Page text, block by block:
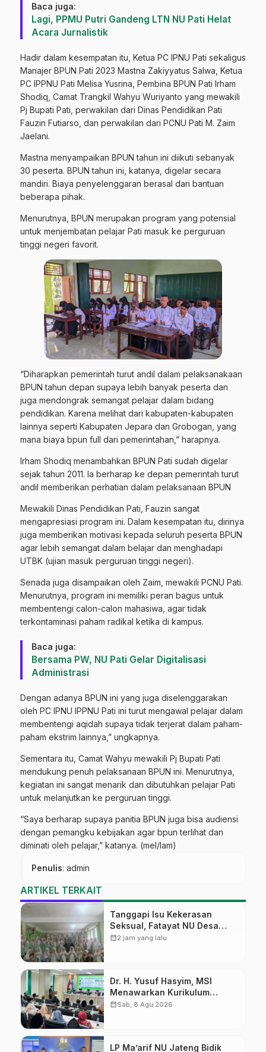
Baca juga:
Lagi, PPMU Putri Gandeng LTN NU Pati Helat
Acara Jurnalistik
Hadir dalam kesempatan itu, Ketua PC IPNU Pati sekaligus
Manajer BPUN Pati 2023 Mastna Zakiyyatus Salwa, Ketua
PC IPPNU Pati Melisa Yusrina, Pembina BPUN Pati Irham
Shodiq, Camat Trangkil Wahyu Wuriyanto yang mewakili
Pj Bupati Pati, perwakilan dari Dinas Pendidikan Pati
Fauzin Futiarso, dan perwakilan dari PCNU Pati M. Zaim
Jaelani.
Mastna menyampaikan BPUN tahun ini diikuti sebanyak
30 peserta. BPUN tahun ini, katanya, digelar secara
mandiri. Biaya penyelenggaran berasal dari bantuan
beberapa pihak.
Menurutnya, BPUN merupakan program yang potensial
untuk menjembatan pelajar Pati masuk ke perguruan
tinggi negeri favorit.
“Diharapkan pemerintah turut andil dalam pelaksanakaan
BPUN tahun depan supaya lebih banyak peserta dan
juga mendongrak semangat pelajar dalam bidang
pendidikan. Karena melihat dari kabupaten-kabupaten
lainnya seperti Kabupaten Jepara dan Grobogan, yang
mana biaya bpun full dari pemerintahan,” harapnya.
Irham Shodiq menambahkan BPUN Pati sudah digelar
sejak tahun 2011. Ia berharap ke depan pemerintah turut
andil memberikan perhatian dalam pelaksanaan BPUN
Mewakili Dinas Pendidikan Pati, Fauzin sangat
mengapresiasi program ini. Dalam kesempatan itu, dirinya
juga memberikan motivasi kepada seluruh peserta BPUN
agar lebih semangat dalam belajar dan menghadapi
UTBK (ujian masuk perguruan tinggi negeri).
Senada juga disampaikan oleh Zaim, mewakili PCNU Pati.
Menurutnya, program ini memiliki peran bagus untuk
membentengi calon-calon mahasiwa, agar tidak
terkontaminasi paham radikal ketika di kampus.
Baca juga:
Bersama PW, NU Pati Gelar Digitalisasi
Administrasi
Dengan adanya BPUN ini yang juga diselenggarakan
oleh PC IPNU IPPNU Pati ini turut mengawal pelajar dalam
membentengi aqidah supaya tidak terjerat dalam paham-
paham ekstrim lainnya,” ungkapnya.
Sementara itu, Camat Wahyu mewakili Pj Bupati Pati
mendukung penuh pelaksanaan BPUN ini. Menurutnya,
kegiatan ini sangat menarik dan dibutuhkan pelajar Pati
untuk melanjutkan ke perguruan tinggi.
“Saya berharap supaya panitia BPUN juga bisa audiensi
dengan pemangku kebijakan agar bpun terlihat dan
diminati oleh pelajar,” katanya. (mel/lam)
Penulis: admin
ARTIKEL TERKAIT
Tanggapi Isu Kekerasan
Seksual, Fatayat NU Desa
Gembong Datangkan Aktifis
calendar_month2 jam yang lalu
Dr. H. Yusuf Hasyim, MSI
Menawarkan Kurikulum
Diversifikasi, Harapan Baru
calendar_monthSab, 8 Agu 2026
LP Ma’arif NU Jateng Bidik